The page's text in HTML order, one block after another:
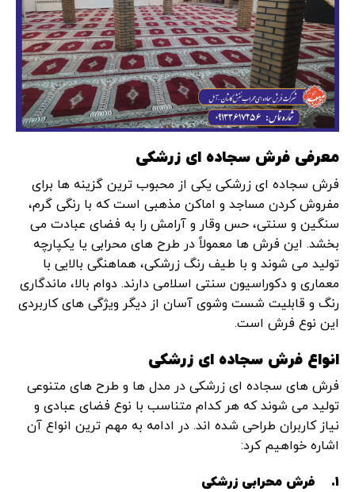
معرفی فرش سجاده ای زرشکی
فرش سجاده‌ ای زرشکی یکی از محبوب ‌ترین گزینه ‌ها برای
مفروش‌ کردن مساجد و اماکن مذهبی است که با رنگی گرم،
سنگین و سنتی، حس وقار و آرامش را به فضای عبادت می
‌بخشد. این فرش‌ ها معمولاً در طرح‌ های محرابی یا یکپارچه
تولید می‌ شوند و با طیف رنگ زرشکی، هماهنگی بالایی با
معماری و دکوراسیون سنتی اسلامی دارند. دوام بالا، ماندگاری
رنگ و قابلیت شست ‌وشوی آسان از دیگر ویژگی ‌های کاربردی
این نوع فرش است.
انواع فرش سجاده‌ ای زرشکی
فرش‌ های سجاده ‌ای زرشکی در مدل ‌ها و طرح ‌های متنوعی
تولید می ‌شوند که هر کدام متناسب با نوع فضای عبادی و
نیاز کاربران طراحی شده‌ اند. در ادامه به مهم‌ ترین انواع آن
اشاره خواهیم کرد:
1.
فرش محرابی زرشکی